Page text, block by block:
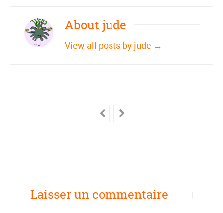
About jude
View all posts by jude →
Laisser un commentaire